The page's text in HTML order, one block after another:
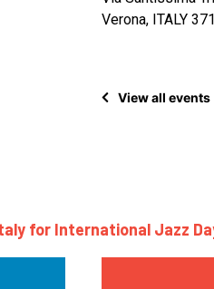
Verona, ITALY
View all events
for International Jazz